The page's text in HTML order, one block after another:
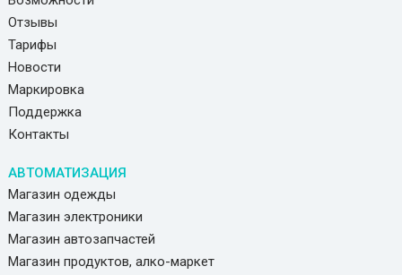
Отзывы
Тарифы
Новости
Маркировка
Поддержка
Контакты
АВТОМАТИЗАЦИЯ
Магазин одежды
Магазин электроники
Магазин автозапчастей
Магазин продуктов, алко-маркет